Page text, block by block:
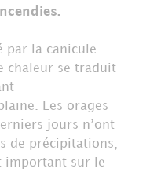
par la canicule
chaleur se traduit
Les orages
jours n’ont
de précipitations,
important sur le